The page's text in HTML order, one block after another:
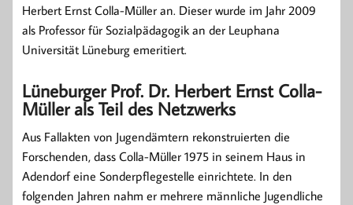
Herbert Ernst Colla-Müller an. Dieser wurde im Jahr 2009
als Professor für Sozialpädagogik an der Leuphana
Universität Lüneburg emeritiert.
Lüneburger Prof. Dr. Herbert Ernst Colla-
Müller als Teil des Netzwerks
Aus Fallakten von Jugendämtern rekonstruierten die
Forschenden, dass Colla-Müller 1975 in seinem Haus in
Adendorf eine Sonderpflegestelle einrichtete. In den
folgenden Jahren nahm er mehrere männliche Jugendliche